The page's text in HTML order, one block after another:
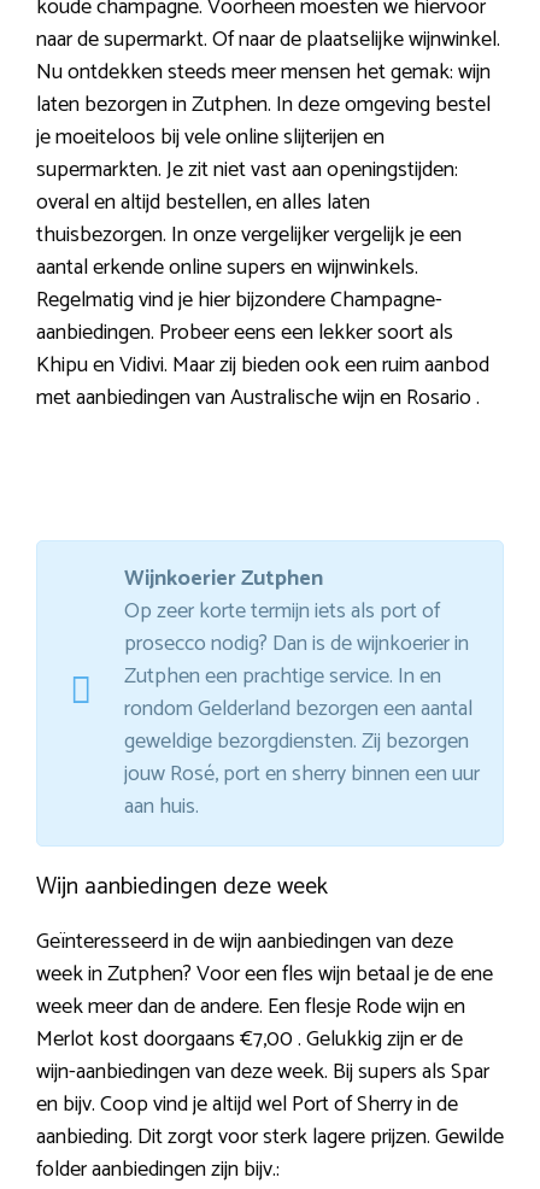
koude champagne. Voorheen moesten we hiervoor
naar de supermarkt. Of naar de plaatselijke wijnwinkel.
Nu ontdekken steeds meer mensen het gemak: wijn
laten bezorgen in Zutphen. In deze omgeving bestel
je moeiteloos bij vele online slijterijen en
supermarkten. Je zit niet vast aan openingstijden:
overal en altijd bestellen, en alles laten
thuisbezorgen. In onze vergelijker vergelijk je een
aantal erkende online supers en wijnwinkels.
Regelmatig vind je hier bijzondere Champagne-
aanbiedingen. Probeer eens een lekker soort als
Khipu en Vidivi. Maar zij bieden ook een ruim aanbod
met aanbiedingen van Australische wijn en Rosario .
Wijnkoerier Zutphen
Op zeer korte termijn iets als port of
prosecco nodig? Dan is de wijnkoerier in
Zutphen een prachtige service. In en
rondom Gelderland bezorgen een aantal
geweldige bezorgdiensten. Zij bezorgen
jouw Rosé, port en sherry binnen een uur
aan huis.
Wijn aanbiedingen deze week
Geïnteresseerd in de wijn aanbiedingen van deze
week in Zutphen? Voor een fles wijn betaal je de ene
week meer dan de andere. Een flesje Rode wijn en
Merlot kost doorgaans €7,00 . Gelukkig zijn er de
wijn-aanbiedingen van deze week. Bij supers als Spar
en bijv. Coop vind je altijd wel Port of Sherry in de
aanbieding. Dit zorgt voor sterk lagere prijzen. Gewilde
folder aanbiedingen zijn bijv.: